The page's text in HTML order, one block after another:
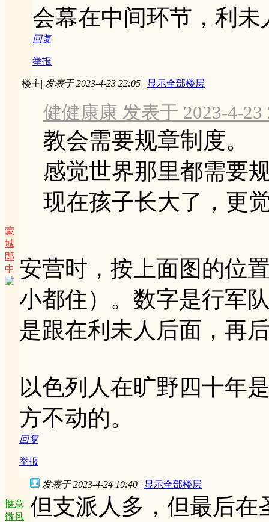
会幕在中间环节，利
回复
举报
蒙
城
郎
中
楼主| 发表于 2023-4-23 22:05 | 显示全部楼层
健健康康 发表于 2023-4-23
教会需要规章制度。
感觉世界那里都需要
现在孩子长大了，更
安营时，按上面图的位
小都住）。数字是行军
是跟在利未人后面，再
以色列人在旷野四十年
方不动的。
回复
举报
惬意
微风
发表于 2023-4-24 10:40 | 显示全部楼层
但支派人多，但最后在